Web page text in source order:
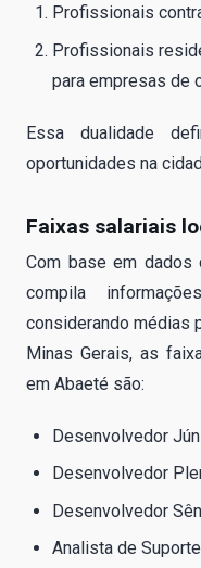
Profissionais
Profissionais
para empresas de
Essa dualidade
oportunidades na
Faixas salariais
Com base em dados
compila
considerando médias
Minas Gerais, as
em Abaeté são:
Desenvolvedor
Desenvolvedor
Desenvolvedor
Analista de